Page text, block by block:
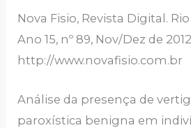
Nova Fisio, Revista Digital.
Ano 15, nº 89, Nov/Dez de
http://www.novafisio.com.br
Análise da presença de
paroxística benigna em